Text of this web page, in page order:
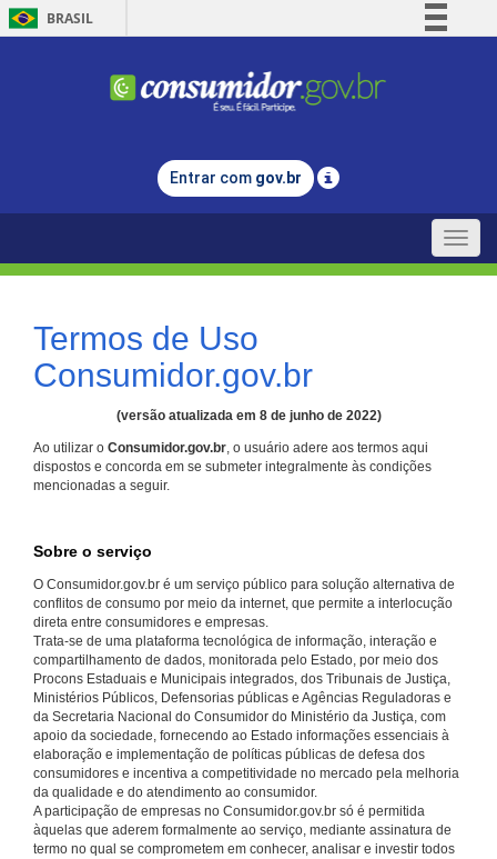
BRASIL
Comunica BR
Legislação
Entrar com gov.br
Toggle
Termos de Uso
Consumidor.gov.br
(versão atualizada em 8 de junho de 2022)
Ao utilizar o Consumidor.gov.br, o usuário adere aos termos aqui
dispostos e concorda em se submeter integralmente às condições
mencionadas a seguir.
Sobre o serviço
O Consumidor.gov.br é um serviço público para solução alternativa de
conflitos de consumo por meio da internet, que permite a interlocução
direta entre consumidores e empresas.
Trata-se de uma plataforma tecnológica de informação, interação e
compartilhamento de dados, monitorada pelo Estado, por meio dos
Procons Estaduais e Municipais integrados, dos Tribunais de Justiça,
Ministérios Públicos, Defensorias públicas e Agências Reguladoras e
da Secretaria Nacional do Consumidor do Ministério da Justiça, com
apoio da sociedade, fornecendo ao Estado informações essenciais à
elaboração e implementação de políticas públicas de defesa dos
consumidores e incentiva a competitividade no mercado pela melhoria
da qualidade e do atendimento ao consumidor.
A participação de empresas no Consumidor.gov.br só é permitida
àquelas que aderem formalmente ao serviço, mediante assinatura de
termo no qual se comprometem em conhecer, analisar e investir todos